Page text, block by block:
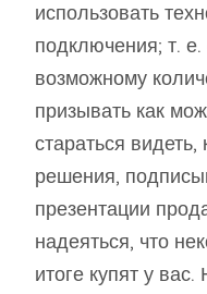
использовать
подключения; т.
возможному
призывать как
стараться
решения,
презентации
надеяться, что
итоге купят у